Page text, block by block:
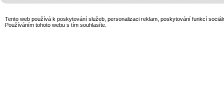
Tento web používá k poskytování služeb, personalizaci reklam, poskytování funkcí
Používáním tohoto webu s tím souhlasíte.